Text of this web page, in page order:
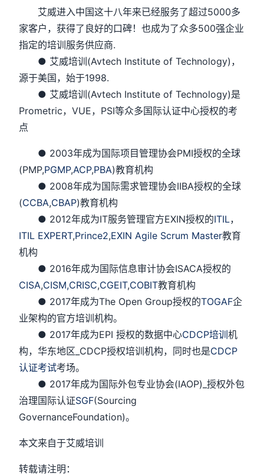
艾威进入中国这十八年来已经服务了超过5000多
家客户，获得了良好的口碑！也成为了众多500强企业
指定的培训服务供应商.
● 艾威培训(Avtech Institute of Technology)，
源于美国，始于1998.
● 艾威培训(Avtech Institute of Technology)是
Prometric，VUE，PSI等众多国际认证中心授权的考
点
● 2003年成为国际项目管理协会PMI授权的全球
(PMP,PGMP,ACP,PBA)教育机构
● 2008年成为国际需求管理协会IIBA授权的全球
(CCBA,CBAP)教育机构
● 2012年成为IT服务管理官方EXIN授权的ITIL，
ITIL EXPERT,Prince2,EXIN Agile Scrum Master教育
机构
● 2016年成为国际信息审计协会ISACA授权的
CISA,CISM,CRISC,CGEIT,COBIT教育机构
● 2017年成为The Open Group授权的TOGAF企
业架构的官方培训机构。
● 2017年成为EPI 授权的数据中心CDCP培训机
构，华东地区_CDCP授权培训机构，同时也是CDCP
认证考试考场。
● 2017年成为国际外包专业协会(IAOP)_授权外包
治理国际认证SGF(Sourcing
GovernanceFoundation)。
本文来自于艾威培训
转载请注明：